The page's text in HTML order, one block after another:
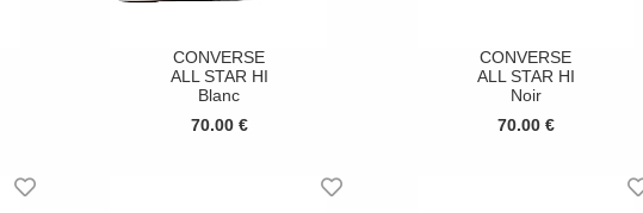
CONVERSE
ALL STAR HI
Blanc
70.00 €
CONVERSE
ALL STAR HI
Noir
70.00 €